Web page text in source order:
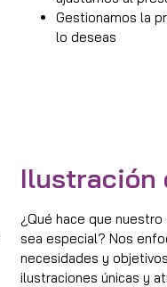
Gestionamos la
lo deseas
Ilustración
¿Qué hace que
sea especial? Nos
necesidades y
ilustraciones únicas y